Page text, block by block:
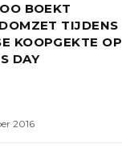
BOEKT
TIJDENS
KOOPGEKTE OP
DAY
2016